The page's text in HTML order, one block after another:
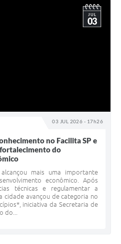
03 JUL 2026 - 17h26
JUL
03
no Facilita SP e
do
mais uma importante
econômico. Após
técnicas e regulamentar a
cidade avançou de categoria no
iniciativa da Secretaria de
do...